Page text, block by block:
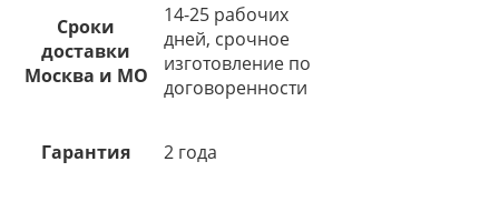
Сроки
доставки
Москва и МО
14-25 рабочих
дней, срочное
изготовление по
договоренности
Гарантия 2 года